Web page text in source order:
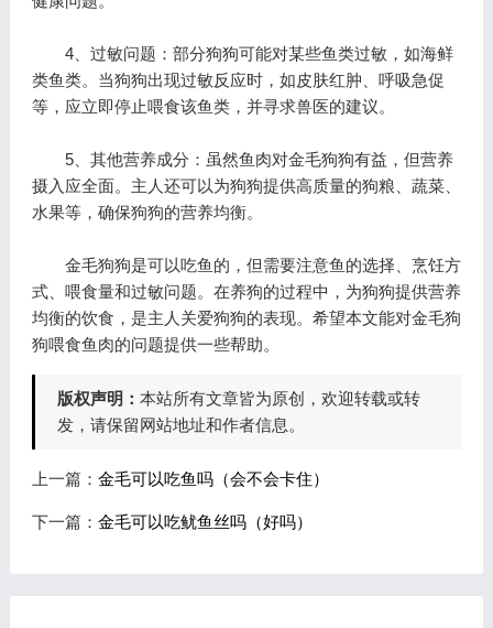
4、过敏问题：部分狗狗可能对某些鱼类过敏，如海鲜
类鱼类。当狗狗出现过敏反应时，如皮肤红肿、呼吸急促
等，应立即停止喂食该鱼类，并寻求兽医的建议。
5、其他营养成分：虽然鱼肉对金毛狗狗有益，但营养
摄入应全面。主人还可以为狗狗提供高质量的狗粮、蔬菜、
水果等，确保狗狗的营养均衡。
金毛狗狗是可以吃鱼的，但需要注意鱼的选择、烹饪方
式、喂食量和过敏问题。在养狗的过程中，为狗狗提供营养
均衡的饮食，是主人关爱狗狗的表现。希望本文能对金毛狗
狗喂食鱼肉的问题提供一些帮助。
版权声明： 本站所有文章皆为原创，欢迎转载或转
发，请保留网站地址和作者信息。
上一篇： 金毛可以吃鱼吗（会不会卡住）
下一篇： 金毛可以吃鱿鱼丝吗（好吗）